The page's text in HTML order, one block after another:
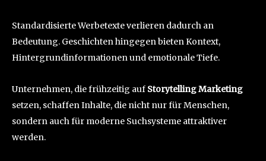
Standardisierte Werbetexte verlieren dadurch an
Bedeutung. Geschichten hingegen bieten Kontext,
Hintergrundinformationen und emotionale Tiefe.
Unternehmen, die frühzeitig auf Storytelling Marketing
setzen, schaffen Inhalte, die nicht nur für Menschen,
sondern auch für moderne Suchsysteme attraktiver
werden.